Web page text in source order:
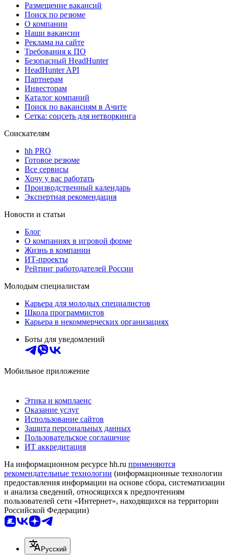
Размещение вакансий
Поиск по резюме
О компании
Наши вакансии
Реклама на сайте
Требования к ПО
Безопасный HeadHunter
HeadHunter API
Партнерам
Инвесторам
Каталог компаний
Поиск по вакансиям в Ачите
Сетка: соцсеть для нетворкинга
Соискателям
hh PRO
Готовое резюме
Все сервисы
Хочу у вас работать
Производственный календарь
Экспертная рекомендация
Новости и статьи
Блог
О компаниях в игровой форме
Жизнь в компании
ИТ-проекты
Рейтинг работодателей России
Молодым специалистам
Карьера для молодых специалистов
Школа программистов
Карьера в некоммерческих организациях
Боты для уведомлений
Мобильное приложение
Этика и комплаенс
Оказание услуг
Использование сайтов
Защита персональных данных
Пользовательское соглашение
ИТ аккредитация
На информационном ресурсе hh.ru применяются
рекомендательные технологии (информационные технологии
предоставления информации на основе сбора, систематизации
и анализа сведений, относящихся к предпочтениям
пользователей сети «Интернет», находящихся на территории
Российской Федерации)
Русский